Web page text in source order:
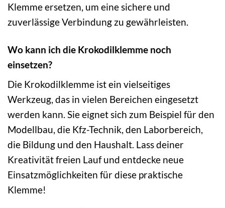
Klemme ersetzen, um eine sichere und
zuverlässige Verbindung zu gewährleisten.
Wo kann ich die Krokodilklemme noch
einsetzen?
Die Krokodilklemme ist ein vielseitiges
Werkzeug, das in vielen Bereichen eingesetzt
werden kann. Sie eignet sich zum Beispiel für den
Modellbau, die Kfz-Technik, den Laborbereich,
die Bildung und den Haushalt. Lass deiner
Kreativität freien Lauf und entdecke neue
Einsatzmöglichkeiten für diese praktische
Klemme!